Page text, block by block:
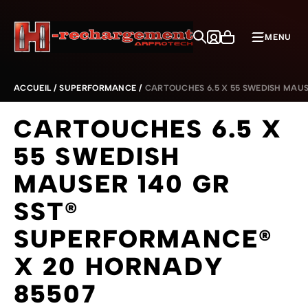
MENU
ACCUEIL / SUPERFORMANCE / CARTOUCHES 6.5 X 55 SWEDISH
CARTOUCHES 6.5 X
55 SWEDISH
MAUSER 140 GR
SST®
SUPERFORMANCE®
X 20 HORNADY
85507